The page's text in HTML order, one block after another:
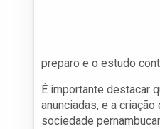
preparo e o estudo
É importante destacar
anunciadas, e a
sociedade